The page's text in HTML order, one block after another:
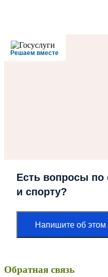
Решаем вместе
Есть вопросы по
и спорту?
Напишите об этом
Обратная связь